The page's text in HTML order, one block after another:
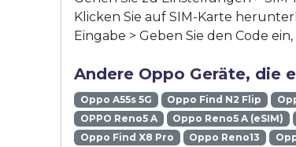
Klicken Sie auf SIM-Karte
Eingabe > Geben Sie den Code
Andere Oppo Geräte, die
Oppo A55s 5G Oppo Find N2 Flip
OPPO Reno5 A
Oppo Reno5 A (eSIM)
Oppo Find X8 Pro
Oppo Reno13